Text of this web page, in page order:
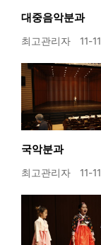
대중음악분과
최고관리자 11-11
국악분과
최고관리자 11-11